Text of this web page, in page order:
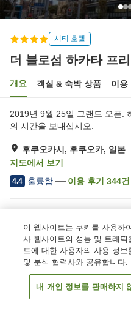
시티 호텔
더 블로섬 하카타 프
개요 객실 & 숙박 상품 이용
2019년 9월 25일 그랜드 오픈.
의 시간을 보내십시오.
후쿠오카시, 후쿠오카, 일본
지도에서 보기
4.4 훌륭함 이용 후기 344건
주차장
피트니스 클럽 / 헬스장
객
이 웹사이트는 쿠키를 사용하
사 웹사이트의 성능 및 트래
트에 대한 사용자의 사용 정
및 분석 협력사와 공유합니다.
내 개인 정보를 판매하지